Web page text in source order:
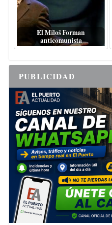
El Miloš Forman
anticomunista
PUBLICIDAD